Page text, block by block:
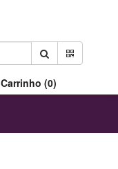
Carrinho (0)